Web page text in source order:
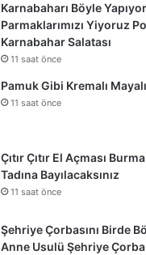
Karnabaharı Böyle
Parmaklarımızı Yiyoruz
Karnabahar Salatası
11 saat önce
Pamuk Gibi Kremalı
11 saat önce
Çıtır Çıtır El Açması
Tadına Bayılacaksınız
11 saat önce
Şehriye Çorbasını Birde
Anne Usulü Şehriye Çorba